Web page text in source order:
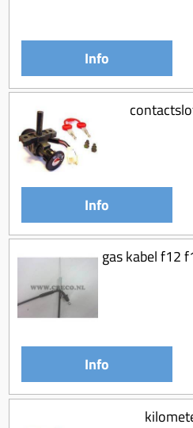
Info
Info
gas kabel f12
Info